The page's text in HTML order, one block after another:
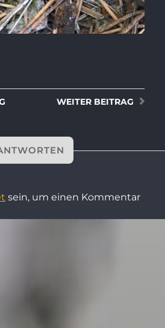
WEITER BEITRAG
sein, um einen Kommentar